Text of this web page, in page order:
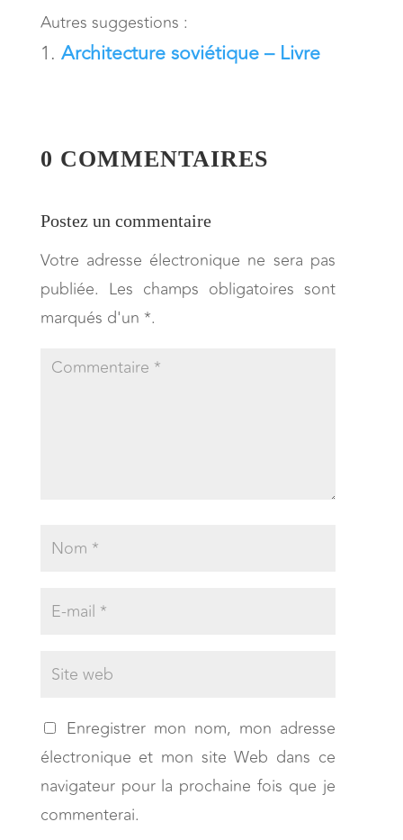
Autres suggestions :
Architecture soviétique – Livre
0 COMMENTAIRES
Postez un commentaire
Votre adresse électronique ne sera pas
publiée. Les champs obligatoires sont
marqués d'un *.
Enregistrer mon nom, mon adresse
électronique et mon site Web dans ce
navigateur pour la prochaine fois que je
commenterai.